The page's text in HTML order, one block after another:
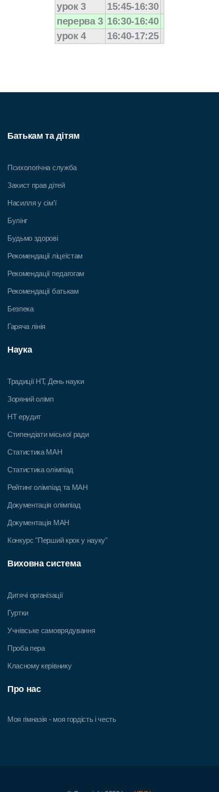
урок 3
15:45-16:30
перерва 3 16:30-16:40
урок 4
16:40-17:25
Батькам та дітям
Психологічна служба
Захист прав дітей
Насилля у сім’ї
Булінг
Будьмо здорові
Рекомендації ліцеїстам
Рекомендації педагогам
Рекомендації батькам
Безпека
Гаряча лінія
Наука
Традиції НТ, День науки
Зоряний олімп
НТ ерудит
Стипендіати міської ради
Статистика МАН
Статистика олімпіад
Рейтинг олімпіад та МАН
Документація олімпіад
Документація МАН
Конкурс "Перший крок у науку"
Виховна система
Дитячі організації
Гуртки
Учнівське самоврядування
Проба пера
Класному керівнику
Про нас
Моя гімназія - моя гордість і честь